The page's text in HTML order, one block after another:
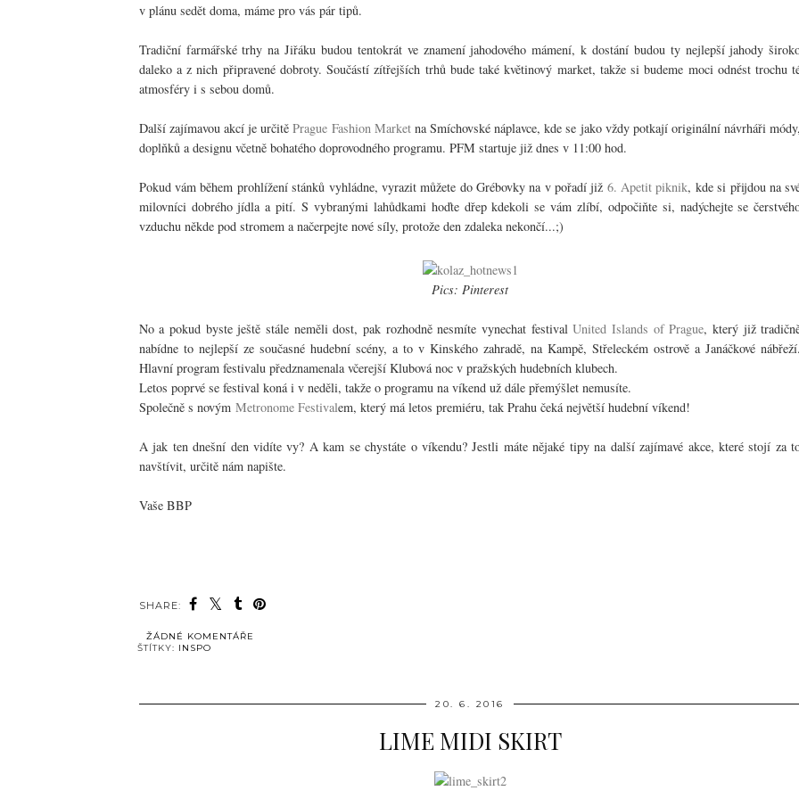
v plánu sedět doma, máme pro vás pár tipů.
Tradiční farmářské trhy na Jiřáku budou tentokrát ve znamení jahodového mámení, k dostání budou ty nejlepší jahody
daleko a z nich připravené dobroty. Součástí zítřejších trhů bude také květinový market, takže si budeme moci odnést trochu
atmosféry i s sebou domů.
Další zajímavou akcí je určitěPrague Fashion Marketna Smíchovské náplavce, kde se jako vždy potkají originální návrháři módy,
doplňků a designu včetně bohatého doprovodného programu. PFM startuje již dnes v 11:00 hod.
Pokud vám během prohlížení stánků vyhládne, vyrazit můžete do Grébovky na v pořadí již 6. Apetit piknik, kde si přijdou na
milovníci dobrého jídla a pití. S vybranými lahůdkami hoďte dřep kdekoli se vám zlíbí, odpočiňte si, nadýchejte se
vzduchu někde pod stromem a načerpejte nové síly, protože den zdaleka nekončí...;)
Pics: Pinterest
No a pokud byste ještě stále neměli dost, pak rozhodně nesmíte vynechat festivalUnited Islands of Prague, který již
nabídne to nejlepší ze současné hudební scény, a to v Kinského zahradě, na Kampě, Střeleckém ostrově a Janáčkové nábřeží.
Hlavní program festivalu předznamenala včerejší Klubová noc v pražských hudebních klubech.
Letos poprvé se festival koná i v neděli, takže o programu na víkend už dále přemýšlet nemusíte.
Společně s novým Metronome Festivalem, který má letos premiéru, tak Prahu čeká největší hudební víkend!
A jak ten dnešní den vidíte vy? A kam se chystáte o víkendu? Jestli máte nějaké tipy na další zajímavé akce, které stojí za
navštívit, určitě nám napište.
Vaše BBP
SHARE:
ŽÁDNÉ KOMENTÁŘE
ŠTÍTKY: INSPO
20. 6. 2016
LIME MIDI SKIRT